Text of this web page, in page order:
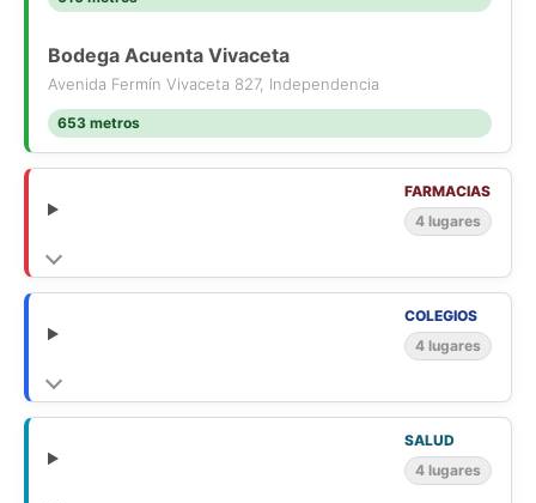
Bodega Acuenta Vivaceta
Avenida Fermín Vivaceta 827, Independencia
653 metros
FARMACIAS
4 lugares
COLEGIOS
4 lugares
SALUD
4 lugares